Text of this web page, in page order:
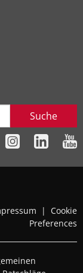
Suche
| Cookie
Preferences